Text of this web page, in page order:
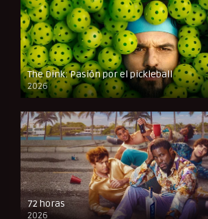
The Dink: Pasión por el pickleball
2026
FULL HD
72 horas
2026